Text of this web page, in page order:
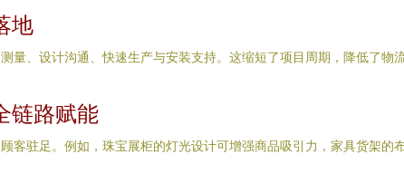
地
量、设计沟通、快速生产与安装支持。这缩短了项目周期，降低了物
链路赋能
客驻足。例如，珠宝展柜的灯光设计可增强商品吸引力，家具货架的